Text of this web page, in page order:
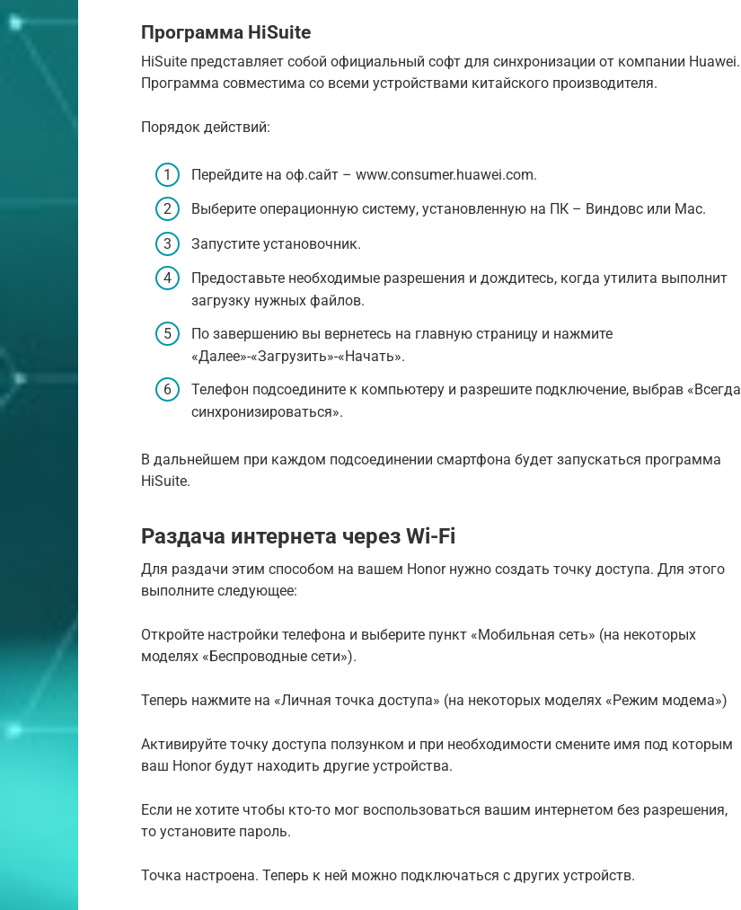
Программа HiSuite
HiSuite представляет собой официальный софт для синхронизации от компании Huawei.
Программа совместима со всеми устройствами китайского производителя.
Порядок действий:
Перейдите на оф.сайт – www.consumer.huawei.com.
Выберите операционную систему, установленную на ПК – Виндовс или Mac.
Запустите установочник.
Предоставьте необходимые разрешения и дождитесь, когда утилита выполнит
загрузку нужных файлов.
По завершению вы вернетесь на главную страницу и нажмите
«Далее»-«Загрузить»-«Начать».
Телефон подсоедините к компьютеру и разрешите подключение, выбрав «Всегда
синхронизироваться».
В дальнейшем при каждом подсоединении смартфона будет запускаться программа
HiSuite.
Раздача интернета через Wi-Fi
Для раздачи этим способом на вашем Honor нужно создать точку доступа. Для этого
выполните следующее:
Откройте настройки телефона и выберите пункт «Мобильная сеть» (на некоторых
моделях «Беспроводные сети»).
Теперь нажмите на «Личная точка доступа» (на некоторых моделях «Режим модема»)
Активируйте точку доступа ползунком и при необходимости смените имя под которым
ваш Honor будут находить другие устройства.
Если не хотите чтобы кто-то мог воспользоваться вашим интернетом без разрешения,
то установите пароль.
Точка настроена. Теперь к ней можно подключаться с других устройств.